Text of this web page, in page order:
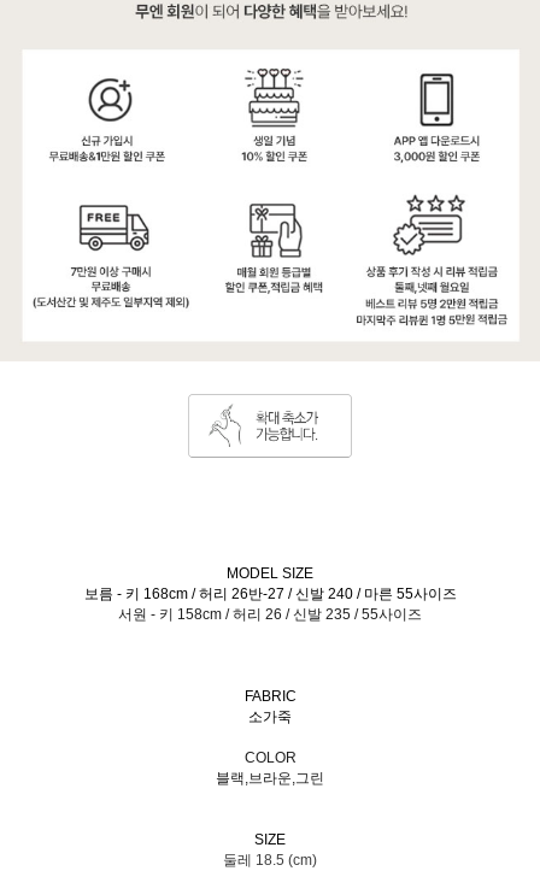
MODEL SIZE
보름 - 키 168cm / 허리 26반-27 / 신발 240 / 마른 55사이즈
서원 - 키 158cm / 허리 26 / 신발 235 / 55사이즈
FABRIC
소가죽
COLOR
블랙,브라운,그린
SIZE
둘레 18.5 (cm)